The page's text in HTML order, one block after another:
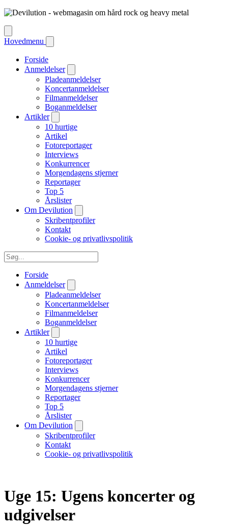
Hovedmenu
Forside
Anmeldelser
Pladeanmeldelser
Koncertanmeldelser
Filmanmeldelser
Boganmeldelser
Artikler
10 hurtige
Artikel
Fotoreportager
Interviews
Konkurrencer
Morgendagens stjerner
Reportager
Top 5
Årslister
Om Devilution
Skribentprofiler
Kontakt
Cookie- og privatlivspolitik
Forside
Anmeldelser
Pladeanmeldelser
Koncertanmeldelser
Filmanmeldelser
Boganmeldelser
Artikler
10 hurtige
Artikel
Fotoreportager
Interviews
Konkurrencer
Morgendagens stjerner
Reportager
Top 5
Årslister
Om Devilution
Skribentprofiler
Kontakt
Cookie- og privatlivspolitik
Uge 15: Ugens koncerter og
udgivelser